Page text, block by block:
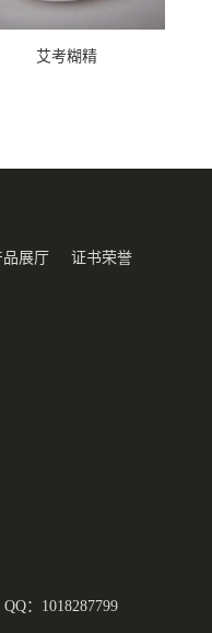
艾考糊精
品展厅 证书荣誉
：1018287799